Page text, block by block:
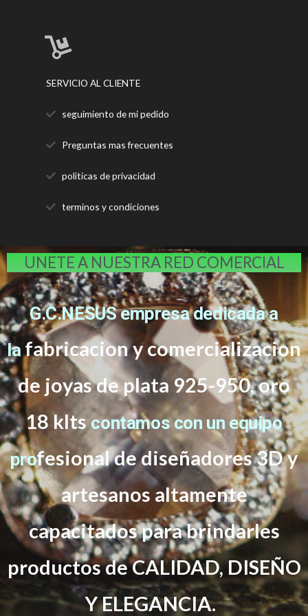
SERVICIO AL CLIENTE
seguimiento de mi pedido
Preguntas mas frecuentes
politicas de privacidad
terminos y condiciones
UNETE A NUESTRA RED COMERCIAL
G.C.NESUS empresa dedicada a
lafabricacion y comercializacion
de joyas de plata 925-950, oro
18 kltscontamos con un equipo
profesional de diseñadores 3D y
artesanos altamente
capacitadospara brindarles
productos de CALIDAD, DISEÑO
Y ELEGANCIA.